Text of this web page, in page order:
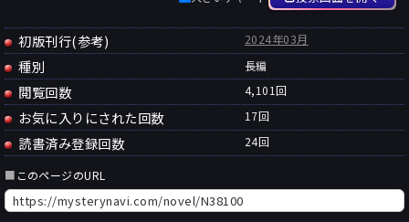
初版刊行(参考) 2024年03月
種別 長編
閲覧回数 4,101回
お気に入りにされた回数 17回
読書済み登録回数 24回
■ このページのURL